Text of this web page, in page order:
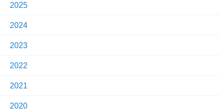
2025
2024
2023
2022
2021
2020